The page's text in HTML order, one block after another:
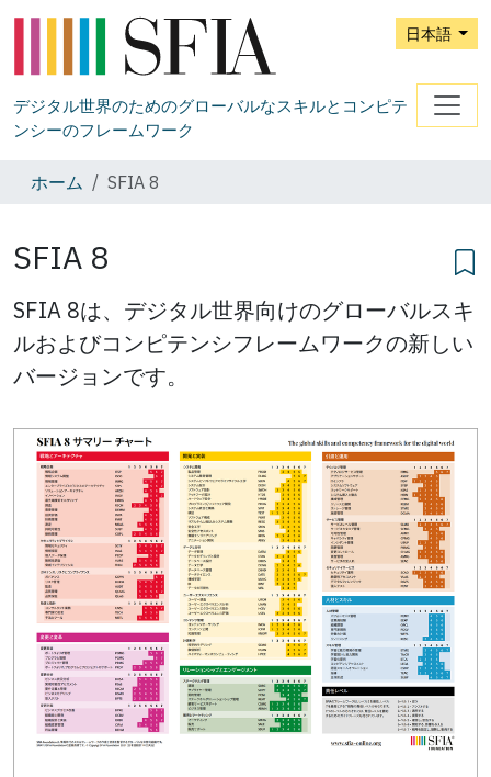
日本語
デジタル世界のためのグローバルなスキルとコンピテ
ンシーのフレームワーク
ホーム SFIA 8
SFIA 8
SFIA 8は、デジタル世界向けのグローバルスキ
ルおよびコンピテンシフレームワークの新しい
バージョンです。